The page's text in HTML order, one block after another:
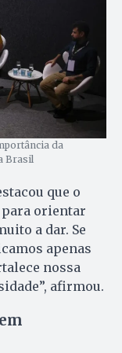
da
Brasil
que o
para orientar
a dar. Se
apenas
nossa
afirmou.